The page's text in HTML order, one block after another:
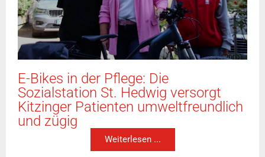
E-Bikes in der Pflege: Die
Sozialstation St. Hedwig versorgt
Kitzinger Patienten umweltfreundlich
und zügig
Weiterlesen ...